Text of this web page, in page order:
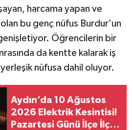
harcama yapan ve
bu genç nüfus Burdur'un
Öğrencilerin bir
da kentte kalarak iş
yerleşik nüfusa dahil oluyor.
Aydın’da 10 Ağustos
2026 Elektrik Kesintisi!
Pazartesi Günü İlçe İlçe